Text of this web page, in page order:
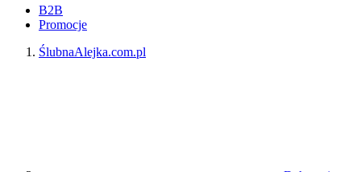
B2B
Promocje
ŚlubnaAlejka.com.pl